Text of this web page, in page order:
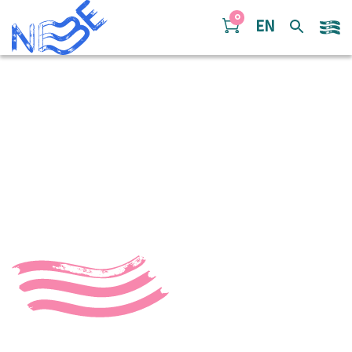
Doorgaan naar inhoud
0
EN